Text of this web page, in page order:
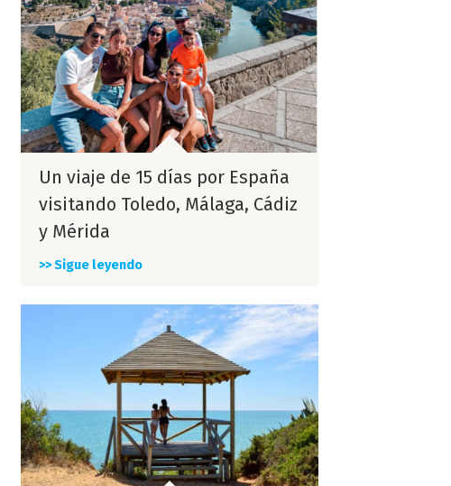
Un viaje de 15 días por España
visitando Toledo, Málaga, Cádiz
y Mérida
>> Sigue leyendo